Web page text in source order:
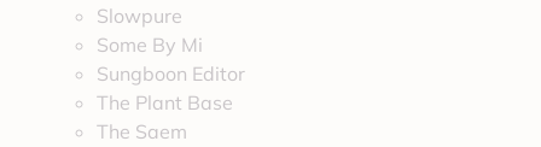
Slowpure
Some By Mi
Sungboon Editor
The Plant Base
The Saem